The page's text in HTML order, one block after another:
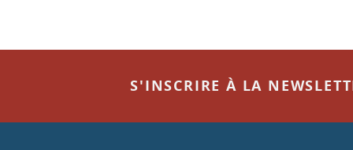
S'INSCRIRE À LA